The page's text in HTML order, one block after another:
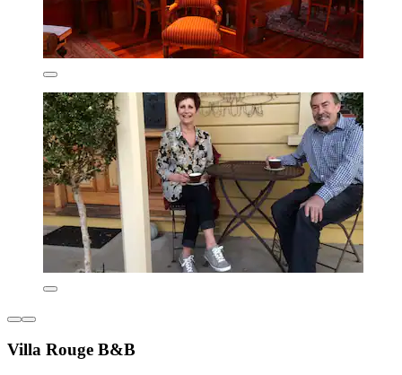
Villa Rouge B&B